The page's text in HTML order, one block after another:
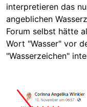
interpretieren das
angeblichen
Forum selbst hätte
Wort "Wasser" vor
"Wasserzeichen"
Image